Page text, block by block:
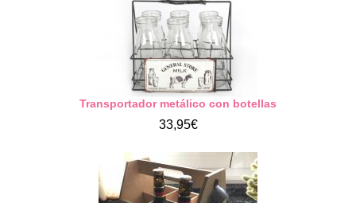
Transportador metálico con botellas
33,95€